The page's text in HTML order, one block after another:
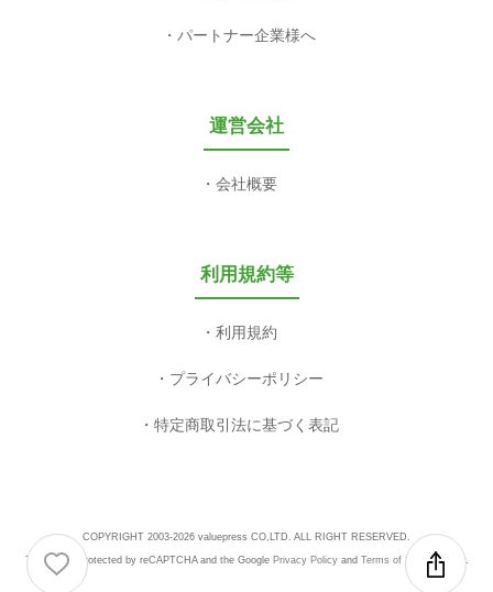
パートナー企業様へ
運営会社
会社概要
利用規約等
利用規約
プライバシーポリシー
特定商取引法に基づく表記
COPYRIGHT 2003-2026 valuepress CO,LTD. ALL RIGHT RESERVED.
This site is protected by reCAPTCHA and the Google Privacy Policyand Terms of Serviceapply.